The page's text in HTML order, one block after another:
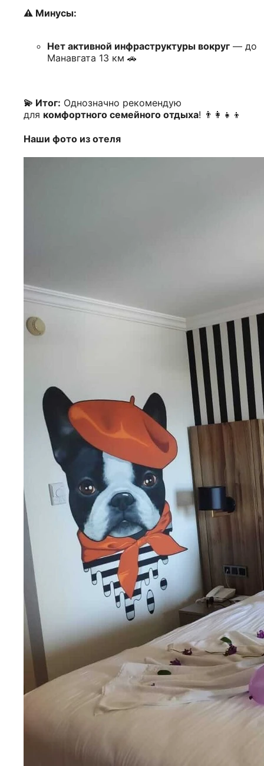
⚠️ Минусы:
Нет активной инфраструктуры вокруг — до
Манавгата 13 км 🚗
💫 Итог: Однозначно рекомендую
для комфортного семейного отдыха! 👨‍👩‍👧‍👦
Наши фото из отеля